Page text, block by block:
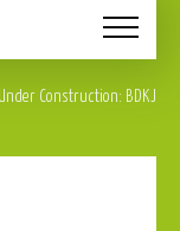
Construction: BDKJ